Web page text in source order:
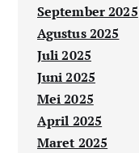
September 2025
Agustus 2025
Juli 2025
Juni 2025
Mei 2025
April 2025
Maret 2025